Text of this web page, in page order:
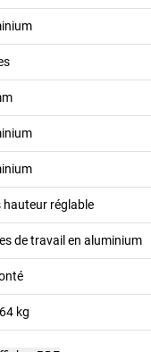
hauteur réglable
de travail en aluminium
kg